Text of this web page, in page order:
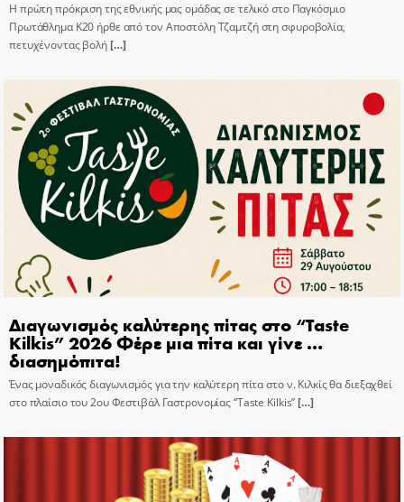
Η πρώτη πρόκριση της εθνικής μας ομάδας σε τελικό στο Παγκόσμιο
Πρωτάθλημα Κ20 ήρθε από τον Αποστόλη Τζαμτζή στη σφυροβολία,
πετυχένοντας βολή[…]
Διαγωνισμός καλύτερης πίτας στο “Taste
Kilkis” 2026 Φέρε μια πίτα και γίνε …
διασημόπιτα!
Ένας μοναδικός διαγωνισμός για την καλύτερη πίτα στο ν. Κιλκίς θα διεξαχθεί
στο πλαίσιο του 2ου Φεστιβάλ Γαστρονομίας “Taste Kilkis”[…]